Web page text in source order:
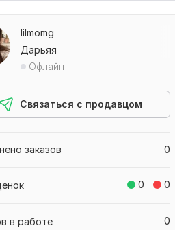
lilmomg
Дарьяя
Офлайн
Связаться с продавцом
0
заказов
0 0
0
в работе